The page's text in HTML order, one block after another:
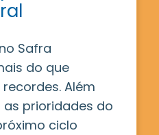
Safra
do que
Além
as prioridades do
ciclo